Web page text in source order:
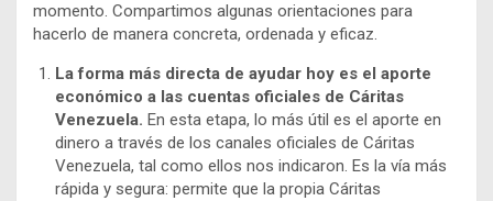
momento. Compartimos algunas orientaciones para
hacerlo de manera concreta, ordenada y eficaz.
La forma más directa de ayudar hoy es el aporte
económico a las cuentas oficiales de Cáritas
Venezuela. En esta etapa, lo más útil es el aporte en
dinero a través de los canales oficiales de Cáritas
Venezuela, tal como ellos nos indicaron. Es la vía más
rápida y segura: permite que la propia Cáritas